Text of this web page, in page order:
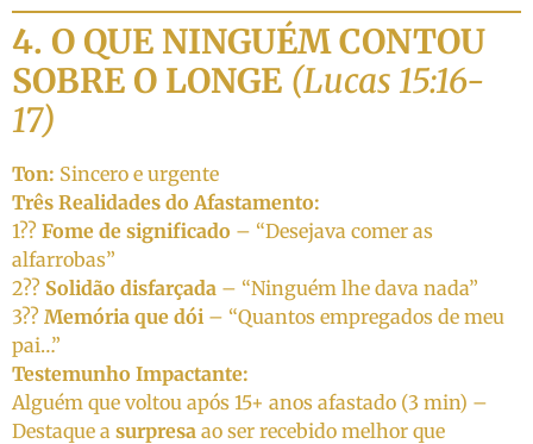
4. O QUE NINGUÉM CONTOU
SOBRE O LONGE (Lucas 15:16-
17)
Ton: Sincero e urgente
Três Realidades do Afastamento:
1?? Fome de significado – “Desejava comer as
alfarrobas”
2?? Solidão disfarçada – “Ninguém lhe dava nada”
3?? Memória que dói – “Quantos empregados de meu
pai…”
Testemunho Impactante:
Alguém que voltou após 15+ anos afastado (3 min) –
Destaque a surpresa ao ser recebido melhor que